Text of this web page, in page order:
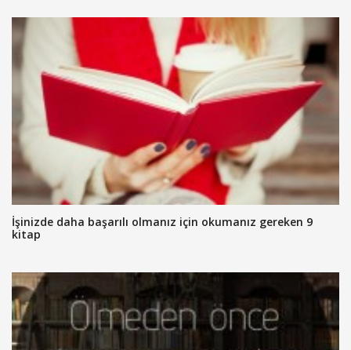
İşinizde daha başarılı olmanız için okumanız gereken 9
kitap